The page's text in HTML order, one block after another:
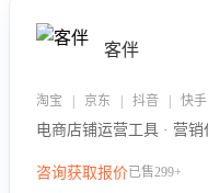
客伴
淘宝 | 京东 | 抖音 | 快手
电商店铺运营工具 · 营
咨询获取报价已售299+